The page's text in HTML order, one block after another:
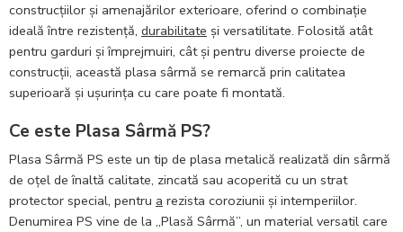
construcțiilor și amenajărilor exterioare, oferind o combinație
ideală între rezistență, durabilitate și versatilitate. Folosită atât
pentru garduri și împrejmuiri, cât și pentru diverse proiecte de
construcții, această plasa sârmă se remarcă prin calitatea
superioară și ușurința cu care poate fi montată.
Ce este Plasa Sârmă PS?
Plasa Sârmă PS este un tip de plasa metalică realizată din sârmă
de oțel de înaltă calitate, zincată sau acoperită cu un strat
protector special, pentru a rezista coroziunii și intemperiilor.
Denumirea PS vine de la „Plasă Sârmă”, un material versatil care